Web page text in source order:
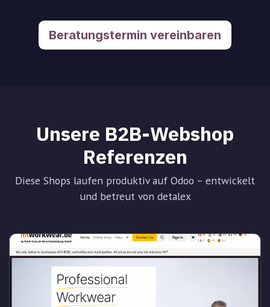
Beratungstermin vereinbaren
Unsere B2B-Webshop
Referenzen
Diese Shops laufen produktiv auf Odoo – entwickelt
und betreut von detalex